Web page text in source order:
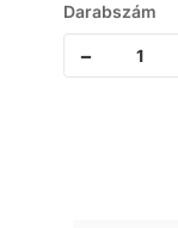
Darabszám
-